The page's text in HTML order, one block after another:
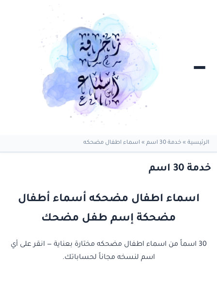
الرئيسية » خدمة 30 اسم » اسماء اطفال مضحكه
خدمة 30 اسم
اسماء اطفال مضحكه أسماء أطفال
مضحكة إسم طفل مضحك
30 اسماً من اسماء اطفال مضحكه مختارة بعناية — انقر على أي
اسم لنسخه مجاناً لحساباتك.